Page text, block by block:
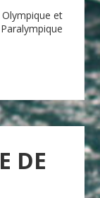
Olympique et
Paralympique
DE